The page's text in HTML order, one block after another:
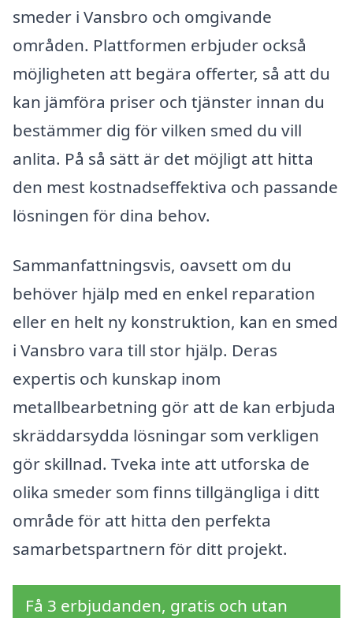
smeder i Vansbro och omgivande
områden. Plattformen erbjuder också
möjligheten att begära offerter, så att du
kan jämföra priser och tjänster innan du
bestämmer dig för vilken smed du vill
anlita. På så sätt är det möjligt att hitta
den mest kostnadseffektiva och passande
lösningen för dina behov.
Sammanfattningsvis, oavsett om du
behöver hjälp med en enkel reparation
eller en helt ny konstruktion, kan en smed
i Vansbro vara till stor hjälp. Deras
expertis och kunskap inom
metallbearbetning gör att de kan erbjuda
skräddarsydda lösningar som verkligen
gör skillnad. Tveka inte att utforska de
olika smeder som finns tillgängliga i ditt
område för att hitta den perfekta
samarbetspartnern för ditt projekt.
Få 3 erbjudanden, gratis och utan